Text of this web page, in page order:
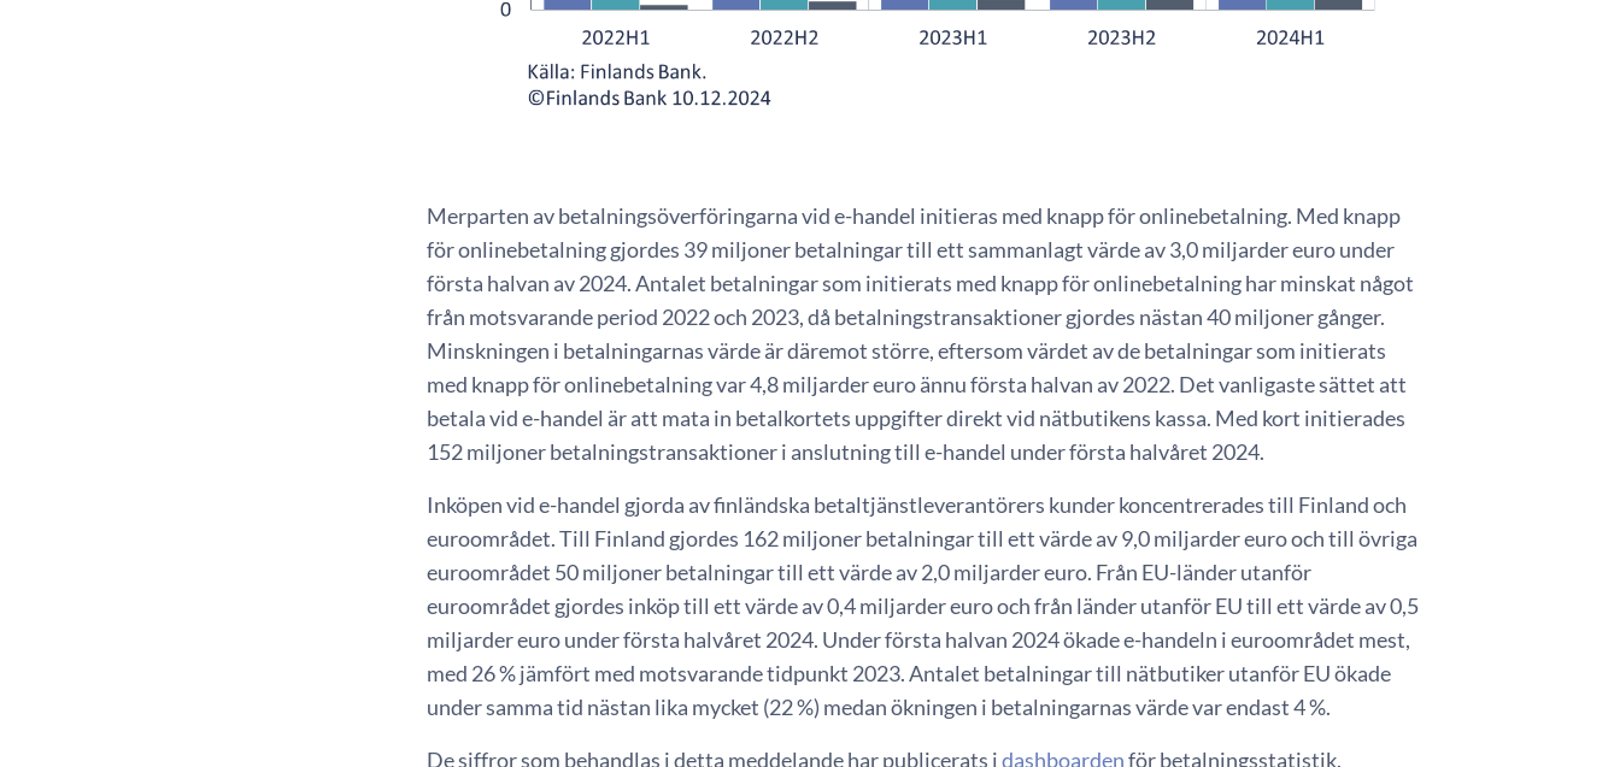
Merparten av betalningsöverföringarna vid e-handel initieras med knapp för onlinebetalning. Med knapp
för onlinebetalning gjordes 39 miljoner betalningar till ett sammanlagt värde av 3,0 miljarder euro under
första halvan av 2024. Antalet betalningar som initierats med knapp för onlinebetalning har minskat något
från motsvarande period 2022 och 2023, då betalningstransaktioner gjordes nästan 40 miljoner gånger.
Minskningen i betalningarnas värde är däremot större, eftersom värdet av de betalningar som initierats
med knapp för onlinebetalning var 4,8 miljarder euro ännu första halvan av 2022. Det vanligaste sättet att
betala vid e-handel är att mata in betalkortets uppgifter direkt vid nätbutikens kassa. Med kort initierades
152 miljoner betalningstransaktioner i anslutning till e-handel under första halvåret 2024.
Inköpen vid e-handel gjorda av finländska betaltjänstleverantörers kunder koncentrerades till Finland och
euroområdet. Till Finland gjordes 162 miljoner betalningar till ett värde av 9,0 miljarder euro och till övriga
euroområdet 50 miljoner betalningar till ett värde av 2,0 miljarder euro. Från EU-länder utanför
euroområdet gjordes inköp till ett värde av 0,4 miljarder euro och från länder utanför EU till ett värde av 0,5
miljarder euro under första halvåret 2024. Under första halvan 2024 ökade e-handeln i euroområdet mest,
med 26 % jämfört med motsvarande tidpunkt 2023. Antalet betalningar till nätbutiker utanför EU ökade
under samma tid nästan lika mycket (22 %) medan ökningen i betalningarnas värde var endast 4 %.
De siffror som behandlas i detta meddelande har publicerats idashboardenför betalningsstatistik.